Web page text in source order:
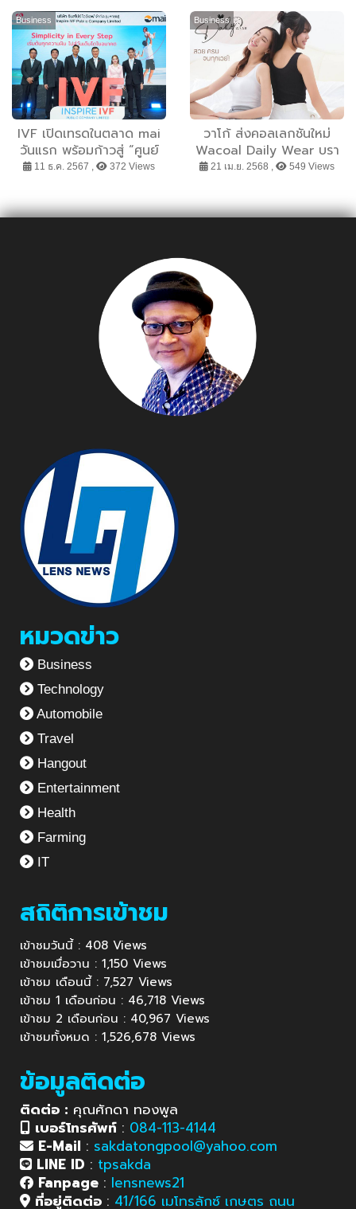
หวังขยายตลาด กวาดแชร์
กลุ่มคนชอบอนิเมะ
ตรวจสอบย้อนกลับอย่างเต็ม
รูปแบบ รุกตลาดโลก
Business
IVF เปิดเทรดในตลาด mai
วันแรก พร้อมก้าวสู่ “ศูนย์
รักษาผู้มีบุตรยากด้วย
11 ธ.ค. 2567 , 372 Views
Business
วาโก้ ส่งคอลเลกชันใหม่
Wacoal Daily Wear บรา
ท็อป เสื้อพร้อมบราในตัว เนื้อ
เวย์”
21 เม.ย. 2568 , 549 Views
หมวดข่าว
Business
Technology
Automobile
Travel
Hangout
Entertainment
Health
Farming
IT
สถิติการเข้าชม
เข้าชมวันนี้ : 408 Views
เข้าชมเมื่อวาน : 1,150 Views
เข้าชม เดือนนี้ : 7,527 Views
เข้าชม 1 เดือนก่อน : 46,718 Views
เข้าชม 2 เดือนก่อน : 40,967 Views
เข้าชมทั้งหมด : 1,526,678 Views
ข้อมูลติดต่อ
ติดต่อ : คุณศักดา ทองพูล
เบอร์โทรศัพท์ : 084-113-4144
E-Mail : sakdatongpool@yahoo.com
LINE ID : tpsakda
Fanpage : lensnews21
ที่อยู่ติดต่อ : 41/166 เมโทรลักซ์ เกษตร ถนน